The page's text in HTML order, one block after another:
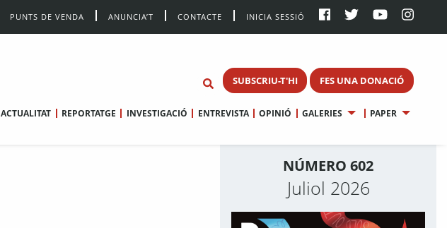
PUNTS DE VENDA ANUNCIA’T CONTACTE INICIA SESSIÓ
SUBSCRIU-T'HI FES UNA DONACIÓ
ACTUALITAT REPORTATGE INVESTIGACIÓ ENTREVISTA OPINIÓ GALERIES PAPER
NÚMERO 602
Juliol 2026